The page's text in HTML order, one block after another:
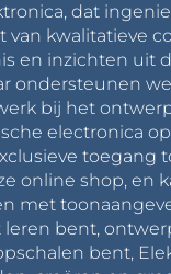
dat
van kwalitatieve
en inzichten uit
ondersteunen
bij het
electronica
toegang
online shop, en
met
leren bent,
bent,